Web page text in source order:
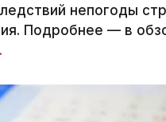
непогоды
Подробнее — в